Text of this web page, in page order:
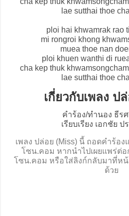
lae sutthai thoe
ploi hai khwamrak rao
mi rongroi khong
muea thoe nan
ploi khuen wanthi di
cha kep thuk
lae sutthai thoe
เกี่ยวกับเพลง ป
คำร้อง/ทำนอง ธีร
เรียบเรียง เอกชัย ป
เพลง ปล่อย (Miss) นี้ ถอดคำร้อ
โซน.คอม หากนำไปเผยแพร่ต่
โซน.คอม หรือใส่ลิงก์กลับมาที่หน้
ด้วย